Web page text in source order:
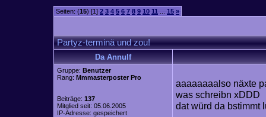
Seiten: (15) [1] 2 3 4 5 6 7 8 9 10 11 15 »
Partyz-terminä und zou!
Da Annulf
Gruppe: Benutzer
Rang: Mmmasterposter Pro
Beiträge: 137
Mitglied seit: 05.06.2005
IP-Adresse: gespeichert
aaaaaaaalso näxte
was schreibn xDDD
dat würd da bstimmt